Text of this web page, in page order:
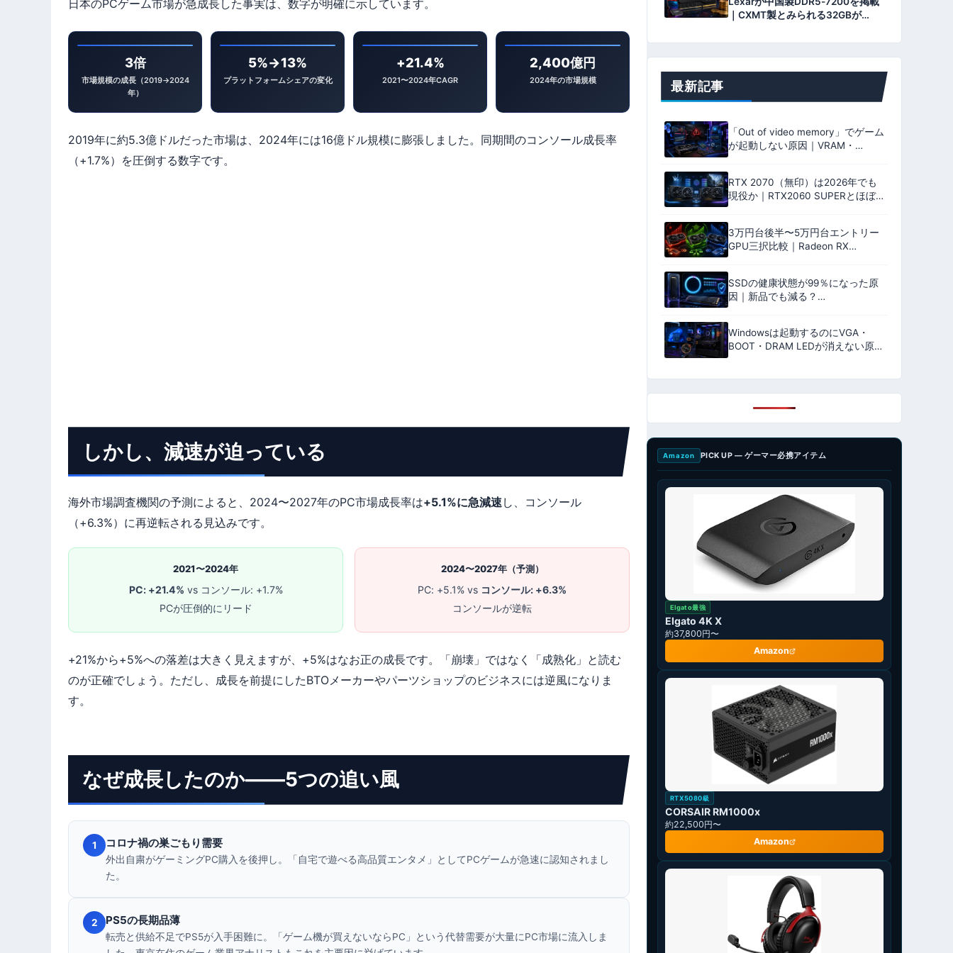
日本のPCゲーム市場が急成長した事実は、数字が明確に示しています。
3倍
市場規模の成長（2019→2024
年）
5%→13%
プラットフォームシェアの変化
+21.4%
2021〜2024年CAGR
2,400億円
2024年の市場規模
2019年に約5.3億ドルだった市場は、2024年には16億ドル規模に膨張しました。同期間のコンソール成長率
（+1.7%）を圧倒する数字です。
しかし、減速が迫っている
海外市場調査機関の予測によると、2024〜2027年のPC市場成長率は+5.1%に急減速し、コンソール
（+6.3%）に再逆転される見込みです。
2021〜2024年
PC: +21.4% vs コンソール: +1.7%
PCが圧倒的にリード
2024〜2027年（予測）
PC: +5.1% vs コンソール: +6.3%
コンソールが逆転
+21%から+5%への落差は大きく見えますが、+5%はなお正の成長です。「崩壊」ではなく「成熟化」と読む
のが正確でしょう。ただし、成長を前提にしたBTOメーカーやパーツショップのビジネスには逆風になりま
す。
なぜ成長したのか——5つの追い風
1 コロナ禍の巣ごもり需要
外出自粛がゲーミングPC購入を後押し。「自宅で遊べる高品質エンタメ」としてPCゲームが急速に認知されまし
た。
2 PS5の長期品薄
転売と供給不足でPS5が入手困難に。「ゲーム機が買えないならPC」という代替需要が大量にPC市場に流入しま
｜CXMT製とみられる32GBが
最新記事
「Out of video memory」でゲーム
が起動しない原因｜VRAM・
RAM・仮想メモリ・ドライバーを
切り分ける【2026年版】
RTX 2070（無印）は2026年でも
現役か｜RTX2060 SUPERとほぼ
同格、SUPER世代で存在意義を失
った型番
3万円台後半〜5万円台エントリー
GPU三択比較｜Radeon RX
9050・GeForce RTX 5050・Arc
B570どれを買う
SSDの健康状態が99％になった原
因｜新品でも減る？
CrystalDiskInfoの寿命・TBWの見
方と交換の目安【2026年版】
Windowsは起動するのにVGA・
BOOT・DRAM LEDが消えない原因
｜DisplayPort・BIOSを確認
Amazon PICK UP — ゲーマー必携アイテム
Elgato最強
Elgato 4K X
約37,800円〜
Amazon
RTX5080級
CORSAIR RM1000x
約22,500円〜
Amazon